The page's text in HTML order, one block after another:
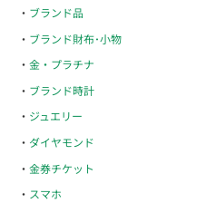
ブランド品
ブランド財布･小物
金・プラチナ
ブランド時計
ジュエリー
ダイヤモンド
金券チケット
スマホ